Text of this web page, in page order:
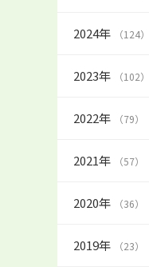
2024年 （124）
2023年 （102）
2022年 （79）
2021年 （57）
2020年 （36）
2019年 （23）